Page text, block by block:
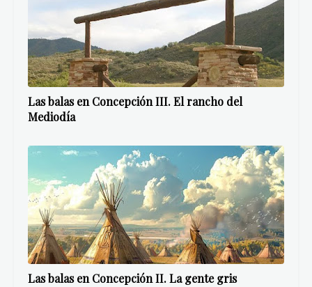
Las balas en Concepción III. El rancho del
Mediodía
Las balas en Concepción II. La gente gris